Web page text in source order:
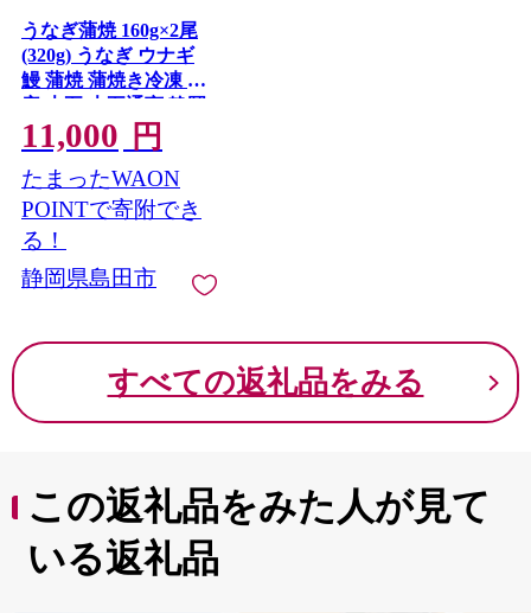
うなぎ蒲焼 160g×2尾
(320g) うなぎ ウナギ
鰻 蒲焼 蒲焼き冷凍 国
産 大五 大五通商 静岡
島田市
11,000 円
たまったWAON
POINTで寄附でき
る！
静岡県島田市
すべての返礼品をみる
この返礼品をみた人が見て
いる返礼品